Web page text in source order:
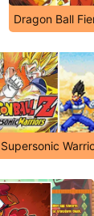
Dragon Ball